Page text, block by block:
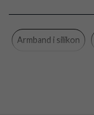
Färg
Armband i silikon